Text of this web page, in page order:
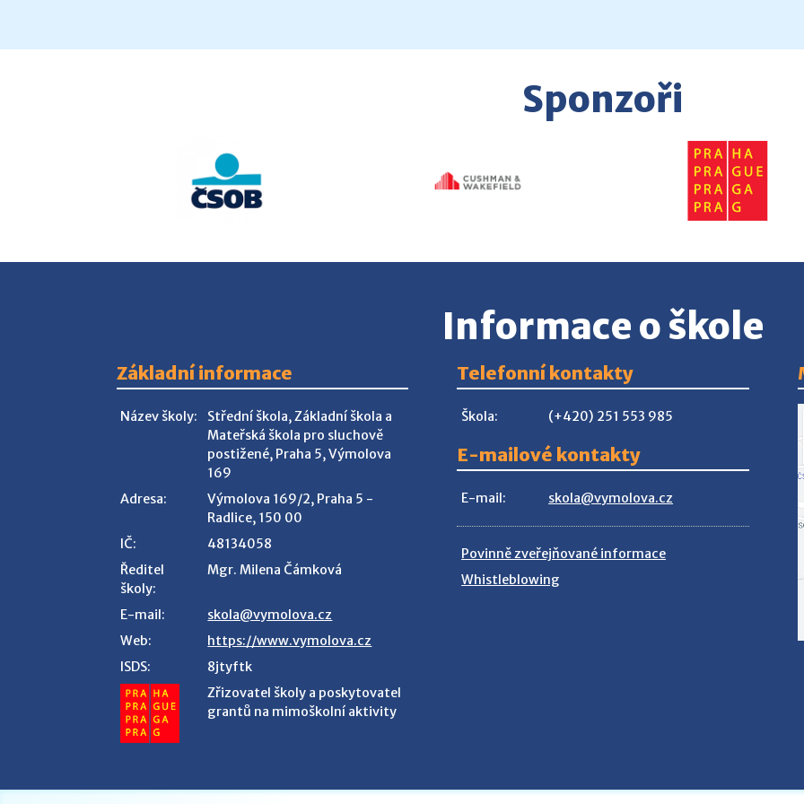
Sponzoři
Informace o škole
Základní informace
Název školy:
Střední škola, Základní škola a
Mateřská škola pro sluchově
postižené, Praha 5, Výmolova
169
Adresa:
Výmolova 169/2, Praha 5 -
Radlice, 150 00
IČ:
48134058
Ředitel
školy:
Mgr. Milena Čámková
E-mail:
skola@vymolova.cz
Web:
https://www.vymolova.cz
ISDS:
8jtyftk
Zřizovatel školy a poskytovatel
grantů na mimoškolní aktivity
Telefonní kontakty
Škola: (+420) 251 553 985
E-mailové kontakty
E-mail: skola@vymolova.cz
Povinně zveřejňované informace
Whistleblowing